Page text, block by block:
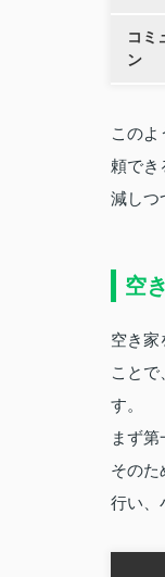
コミ
ン
この
頼でき
減しつ
空
空き家
こと
す。
まず
そのた
行い、